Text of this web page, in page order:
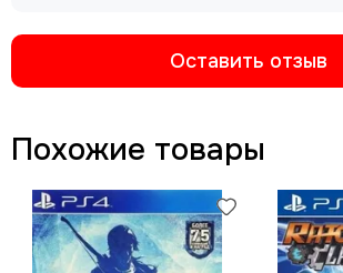
Оставить отзыв
Похожие товары